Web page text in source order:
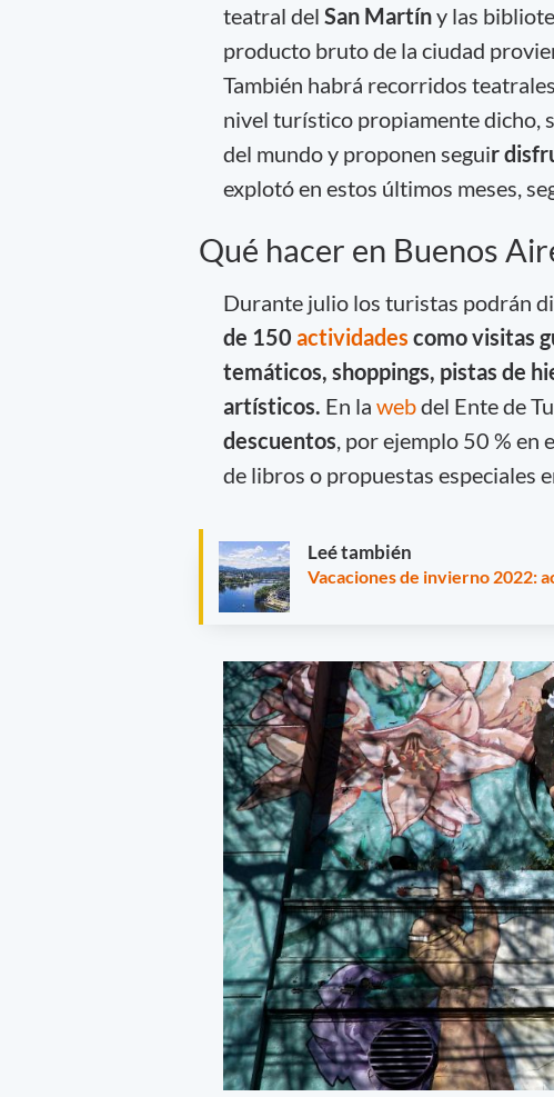
teatral del San Martíny las
producto bruto de la ciudad
También habrá recorridos
nivel turístico propiamente dicho,
del mundo y proponen seguir
explotó en estos últimos meses,
Qué hacer en Buenos
Durante julio los turistas podrán
de 150 actividades como visitas
temáticos, shoppings, pistas de
artísticos. En la webdel Ente de
descuentos, por ejemplo 50 % en
de libros o propuestas especiales
Leé también
Vacaciones de invierno 2022: